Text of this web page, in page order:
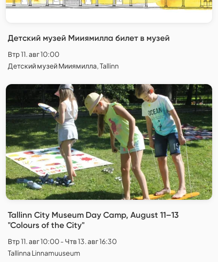
Детский музей Мииямилла билет в музей
Втр 11. авг 10:00
Детский музей Мииямилла, Tallinn
Tallinn City Museum Day Camp, August 11–13
"Colours of the City"
Втр 11. авг 10:00 - Чтв 13. авг 16:30
Tallinna Linnamuuseum